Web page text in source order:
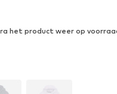
het product weer op